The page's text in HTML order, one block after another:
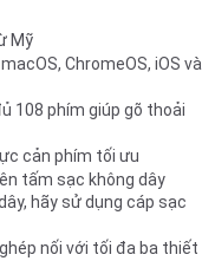
Mỹ
ChromeOS, iOS và
108 phím giúp gõ thoải
cản phím tối ưu
tấm sạc không dây
hãy sử dụng cáp sạc
nối với tối đa ba thiết